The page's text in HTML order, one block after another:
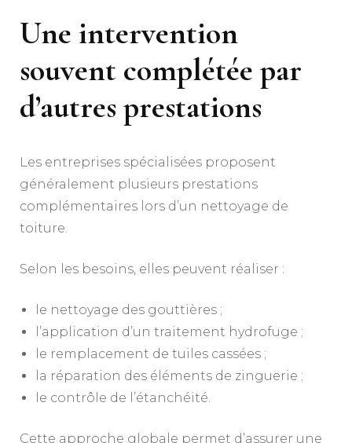
Une intervention
souvent complétée par
d’autres prestations
Les entreprises spécialisées proposent
généralement plusieurs prestations
complémentaires lors d’un nettoyage de
toiture.
Selon les besoins, elles peuvent réaliser :
le nettoyage des gouttières ;
l’application d’un traitement hydrofuge ;
le remplacement de tuiles cassées ;
la réparation des éléments de zinguerie ;
le contrôle de l’étanchéité.
Cette approche globale permet d’assurer une